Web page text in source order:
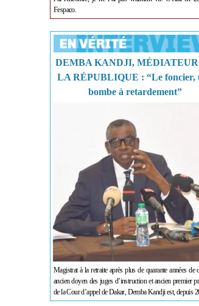
Fespaco.
DEMBA KANDJI,
LA RÉPUBLIQUE : “Le foncier,
bombe à retardement”
Magistrat à la retraite après plus de quarante années de
ancien doyen des juges d’instruction et ancien premier
de la Cour d’appel de Dakar, Demba Kandji est, depuis